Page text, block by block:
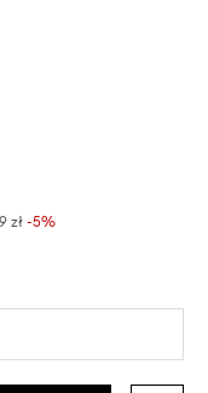
zł -5%